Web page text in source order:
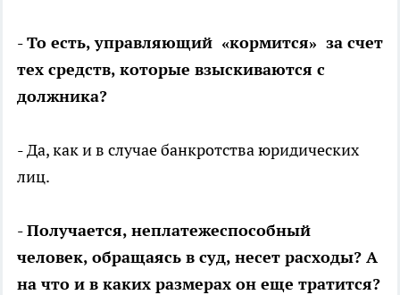
- То есть, управляющий «кормится» за счет
тех средств, которые взыскиваются с
должника?
- Да, как и в случае банкротства юридических
лиц.
- Получается, неплатежеспособный
человек, обращаясь в суд, несет расходы? А
на что и в каких размерах он еще тратится?